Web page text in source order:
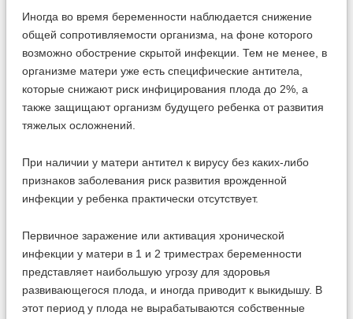
Иногда во время беременности наблюдается снижение
общей сопротивляемости организма, на фоне которого
возможно обострение скрытой инфекции. Тем не менее, в
организме матери уже есть специфические антитела,
которые снижают риск инфицирования плода до 2%, а
также защищают организм будущего ребенка от развития
тяжелых осложнений.
При наличии у матери антител к вирусу без каких-либо
признаков заболевания риск развития врожденной
инфекции у ребенка практически отсутствует.
Первичное заражение или активация хронической
инфекции у матери в 1 и 2 триместрах беременности
представляет наибольшую угрозу для здоровья
развивающегося плода, и иногда приводит к выкидышу. В
этот период у плода не вырабатываются собственные